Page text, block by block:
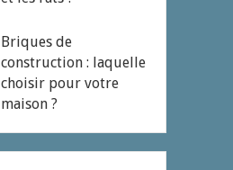
Briques de
construction : laquelle
choisir pour votre
maison ?